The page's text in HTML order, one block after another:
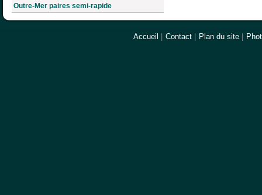
Outre-Mer paires semi-rapide
Accueil Contact Plan du site